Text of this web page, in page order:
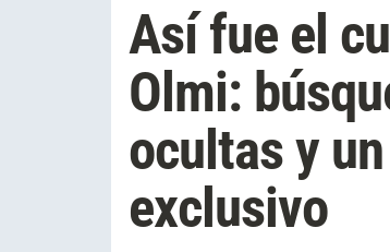
Así fue el
Olmi:
ocultas y
exclusivo